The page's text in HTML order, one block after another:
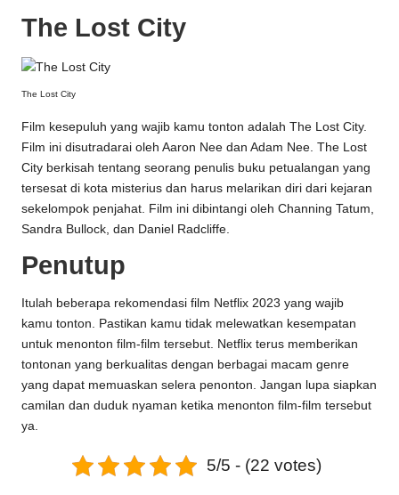
The Lost City
The Lost City
Film kesepuluh yang wajib kamu tonton adalah The Lost City.
Film ini disutradarai oleh Aaron Nee dan Adam Nee. The Lost
City berkisah tentang seorang penulis buku petualangan yang
tersesat di kota misterius dan harus melarikan diri dari kejaran
sekelompok penjahat. Film ini dibintangi oleh Channing Tatum,
Sandra Bullock, dan Daniel Radcliffe.
Penutup
Itulah beberapa rekomendasi film Netflix 2023 yang wajib
kamu tonton. Pastikan kamu tidak melewatkan kesempatan
untuk menonton film-film tersebut. Netflix terus memberikan
tontonan yang berkualitas dengan berbagai macam genre
yang dapat memuaskan selera penonton. Jangan lupa siapkan
camilan dan duduk nyaman ketika menonton film-film tersebut
ya.
5/5 - (22 votes)